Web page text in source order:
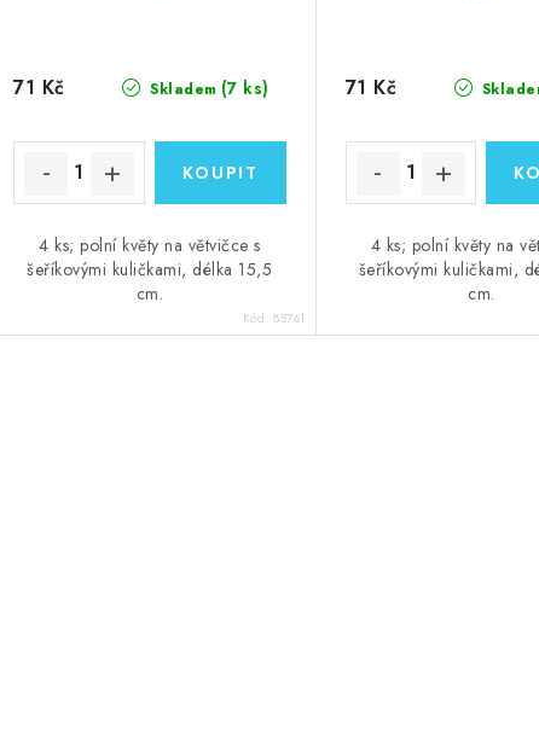
Skladem (7 ks)
71 Kč
4 ks; polní květy na větvičce s
šeříkovými kuličkami, délka 15,5
cm.
Kód:85761
71 Kč
4 ks; polní květy na
šeříkovými kuličkami,
cm.